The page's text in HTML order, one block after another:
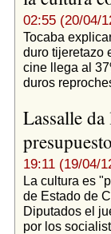
02:55 (20/04/
Tocaba
duro tijeretazo
cine llega al
duros
Lassalle
19:11 (19/04/
La cultura es
de Estado de
Diputados el
por los